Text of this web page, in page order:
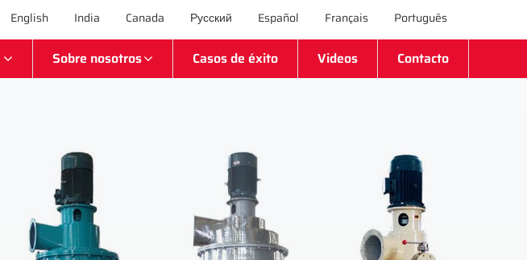
English India Canada Русский Español Français Português
Sobre nosotros Casos de éxito Videos Contacto